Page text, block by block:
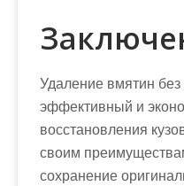
Удаление вмятин
эффективный и
восстановления
своим
сохранение